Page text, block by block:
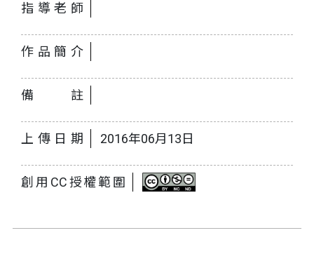
指導老師
作品簡介
備註
上傳日期 2016年06月13日
創用CC授權範圍